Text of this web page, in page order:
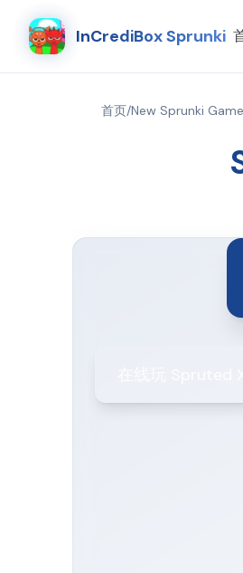
InCrediBox Sprunki
首页/New Sprunki Game